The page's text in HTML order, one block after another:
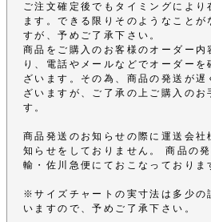
ご注文確定後でもタイミングによ
ます。できる限りそのようなことが
すが、予めご了承下さい。
商品をご購入のお客様のオーダー内
り、電話やメールなどでオーダー
ざいます。その為、商品の発送が
ざいますが、ご了承の上ご購入のお
す。
商品発送のお知らせの際に運送会社
知らせをしておりません。 商品の
輸・佐川急便にておこなっておりま
※サイズチャートの実寸法は多少の
いますので、予めご了承下さい。